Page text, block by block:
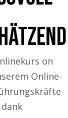
on
Online-